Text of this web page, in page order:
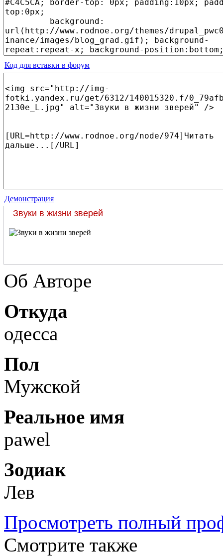
Код для вставки в форум
Демонстрация
Звуки в жизни зверей
Об Авторе
Откуда
одесса
Пол
Мужской
Реальное имя
pawel
Зодиак
Лев
Просмотреть полный
Смотрите также